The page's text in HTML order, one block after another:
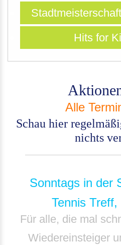
Hits for
Alle
Schau hier
nichts
Sonntags in der
Tennis
Für alle, die mal
Wiedereinsteiger